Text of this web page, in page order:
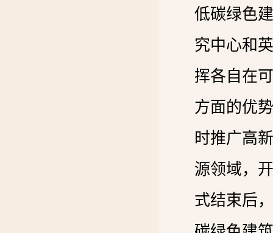
低碳绿色
究中心和
挥各自在
方面的优
时推广高
源领域，
式结束后